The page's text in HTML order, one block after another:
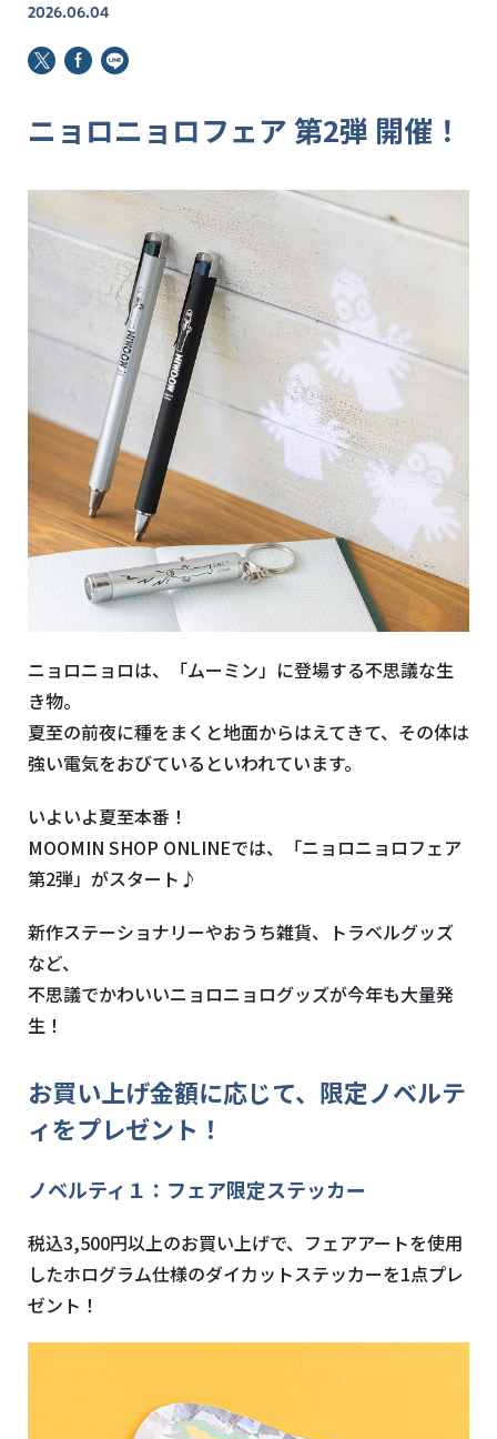
2026.06.04
ニョロニョロフェア 第2弾 開催！
ニョロニョロは、「ムーミン」に登場する不思議な生
き物。
夏至の前夜に種をまくと地面からはえてきて、その体は
強い電気をおびているといわれています。
いよいよ夏至本番！
MOOMIN SHOP ONLINEでは、「ニョロニョロフェア
第2弾」がスタート♪
新作ステーショナリーやおうち雑貨、トラベルグッズ
など、
不思議でかわいいニョロニョログッズが今年も大量発
生！
お買い上げ金額に応じて、限定ノベルテ
ィをプレゼント！
ノベルティ１：フェア限定ステッカー
税込3,500円以上のお買い上げで、フェアアートを使用
したホログラム仕様のダイカットステッカーを1点プレ
ゼント！